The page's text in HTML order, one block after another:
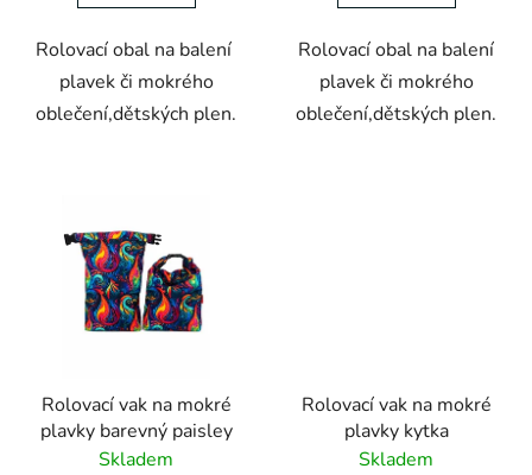
Rolovací obal na balení
plavek či mokrého
oblečení,dětských plen.
Rolovací obal na balení
plavek či mokrého
oblečení,dětských plen.
Rolovací vak na mokré
plavky barevný paisley
Skladem
Rolovací vak na mokré
plavky kytka
Skladem